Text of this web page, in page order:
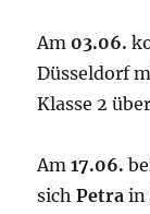
Am 03.06.
Düsseldorf
Klasse 2
Am17.06.
sichPetra in